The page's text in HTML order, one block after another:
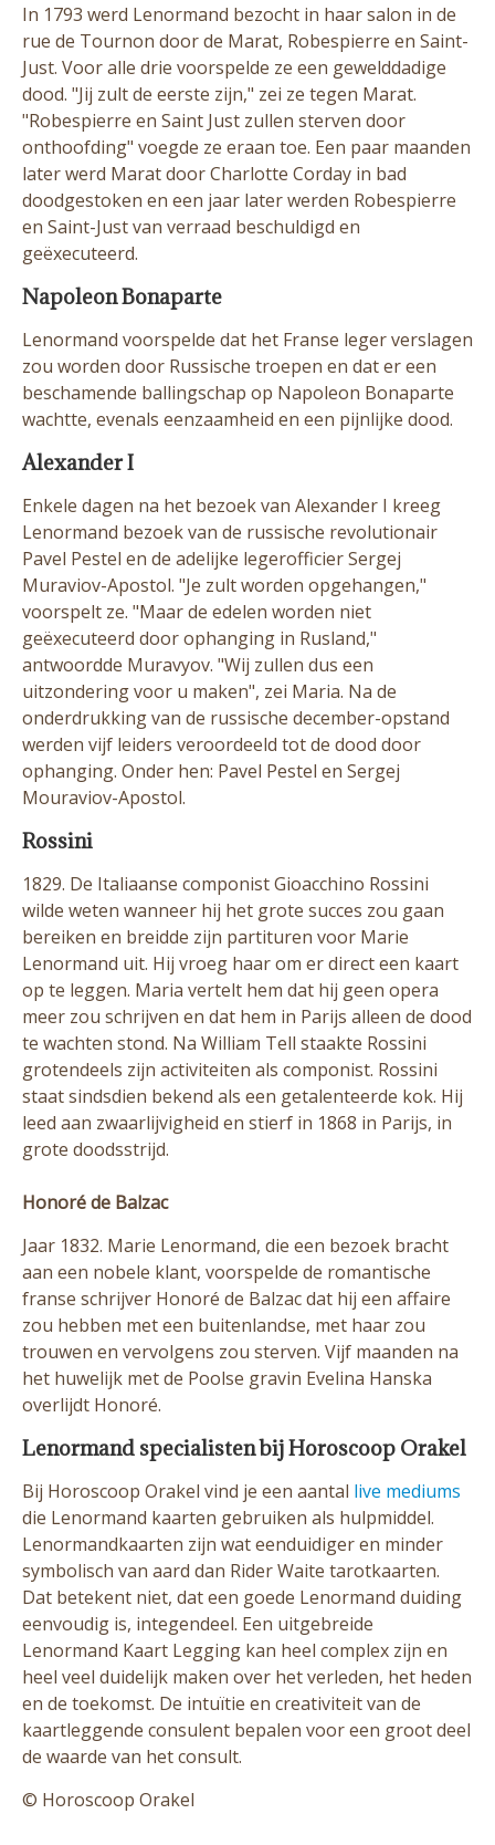
In 1793 werd Lenormand bezocht in haar salon in de
rue de Tournon door de Marat, Robespierre en Saint-
Just. Voor alle drie voorspelde ze een gewelddadige
dood. "Jij zult de eerste zijn," zei ze tegen Marat.
"Robespierre en Saint Just zullen sterven door
onthoofding" voegde ze eraan toe. Een paar maanden
later werd Marat door Charlotte Corday in bad
doodgestoken en een jaar later werden Robespierre
en Saint-Just van verraad beschuldigd en
geëxecuteerd.
Napoleon Bonaparte
Lenormand voorspelde dat het Franse leger verslagen
zou worden door Russische troepen en dat er een
beschamende ballingschap op Napoleon Bonaparte
wachtte, evenals eenzaamheid en een pijnlijke dood.
Alexander I
Enkele dagen na het bezoek van Alexander I kreeg
Lenormand bezoek van de russische revolutionair
Pavel Pestel en de adelijke legerofficier Sergej
Muraviov-Apostol. "Je zult worden opgehangen,"
voorspelt ze. "Maar de edelen worden niet
geëxecuteerd door ophanging in Rusland,"
antwoordde Muravyov. "Wij zullen dus een
uitzondering voor u maken", zei Maria. Na de
onderdrukking van de russische december-opstand
werden vijf leiders veroordeeld tot de dood door
ophanging. Onder hen: Pavel Pestel en Sergej
Mouraviov-Apostol.
Rossini
1829. De Italiaanse componist Gioacchino Rossini
wilde weten wanneer hij het grote succes zou gaan
bereiken en breidde zijn partituren voor Marie
Lenormand uit. Hij vroeg haar om er direct een kaart
op te leggen. Maria vertelt hem dat hij geen opera
meer zou schrijven en dat hem in Parijs alleen de dood
te wachten stond. Na William Tell staakte Rossini
grotendeels zijn activiteiten als componist. Rossini
staat sindsdien bekend als een getalenteerde kok. Hij
leed aan zwaarlijvigheid en stierf in 1868 in Parijs, in
grote doodsstrijd.
Honoré de Balzac
Jaar 1832. Marie Lenormand, die een bezoek bracht
aan een nobele klant, voorspelde de romantische
franse schrijver Honoré de Balzac dat hij een affaire
zou hebben met een buitenlandse, met haar zou
trouwen en vervolgens zou sterven. Vijf maanden na
het huwelijk met de Poolse gravin Evelina Hanska
overlijdt Honoré.
Lenormand specialisten bij Horoscoop Orakel
Bij Horoscoop Orakel vind je een aantal live mediums
die Lenormand kaarten gebruiken als hulpmiddel.
Lenormandkaarten zijn wat eenduidiger en minder
symbolisch van aard dan Rider Waite tarotkaarten.
Dat betekent niet, dat een goede Lenormand duiding
eenvoudig is, integendeel. Een uitgebreide
Lenormand Kaart Legging kan heel complex zijn en
heel veel duidelijk maken over het verleden, het heden
en de toekomst. De intuïtie en creativiteit van de
kaartleggende consulent bepalen voor een groot deel
de waarde van het consult.
© Horoscoop Orakel